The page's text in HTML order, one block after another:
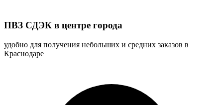
ПВЗ СДЭК в центре города
удобно для получения небольших и средних заказов в
Краснодаре